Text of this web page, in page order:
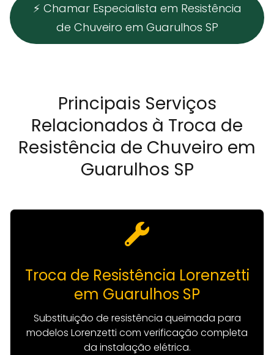
⚡ Chamar Especialista em Resistência
de Chuveiro em Guarulhos SP
Principais Serviços
Relacionados à Troca de
Resistência de Chuveiro em
Guarulhos SP
Troca de Resistência Lorenzetti
em Guarulhos SP
Substituição de resistência queimada para
modelos Lorenzetti com verificação completa
da instalação elétrica.